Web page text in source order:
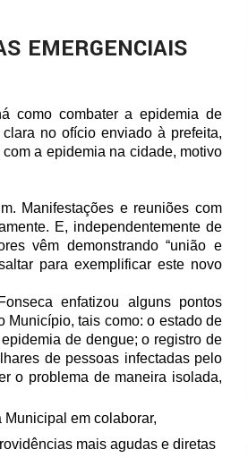
EMERGENCIAIS
como combater a epidemia de
no ofício enviado à prefeita,
a epidemia na cidade, motivo
Manifestações e reuniões com
E, independentemente de
vêm demonstrando “união e
para exemplificar este novo
enfatizou alguns pontos
Município, tais como: o estado de
de dengue; o registro de
de pessoas infectadas pelo
o problema de maneira isolada,
em colaborar,
mais agudas e diretas